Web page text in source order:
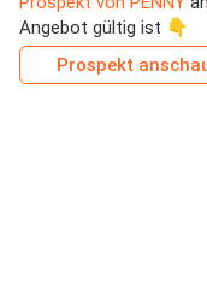
Angebot gültig ist 👇
Prospekt